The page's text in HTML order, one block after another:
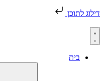
דילוג לתוכן
בית